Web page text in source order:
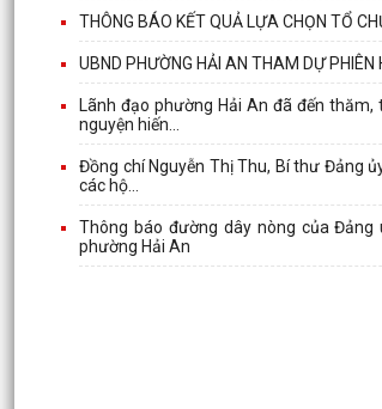
THÔNG BÁO KẾT QUẢ LỰA CHỌN TỔ
UBND PHƯỜNG HẢI AN THAM DỰ
Lãnh đạo phường Hải An đã đến
nguyện hiến...
Đồng chí Nguyễn Thị Thu, Bí thư Đảng
các hộ...
Thông báo đường dây nòng của
phường Hải An